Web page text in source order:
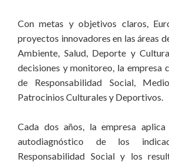
Con metas y objetivos claros,
proyectos innovadores en las áreas
Ambiente, Salud, Deporte y
decisiones y monitoreo, la empresa
de Responsabilidad Social,
Patrocinios Culturales y Deportivos.
Cada dos años, la empresa
autodiagnóstico de los
Responsabilidad Social y los